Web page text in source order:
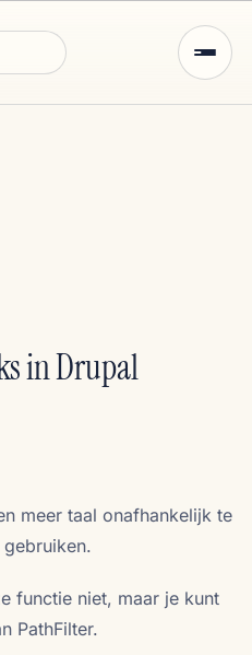
in Drupal
meer taal onafhankelijk te
functie niet, maar je kunt
PathFilter.